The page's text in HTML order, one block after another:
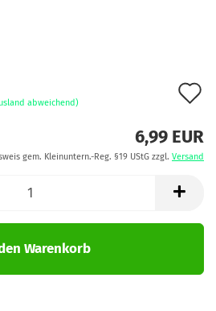
abweichend)
6,99 EUR
gem. Kleinuntern.-Reg. §19 UStG zzgl. Versand
Warenkorb